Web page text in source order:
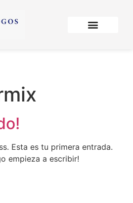
Esta es tu primera entrada.
empieza a escribir!